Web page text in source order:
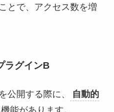
とで、アクセス数を増
ラグインB
公開する際に、
自動的